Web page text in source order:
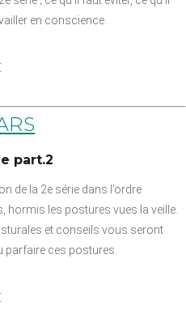
en conscience.
part.2
de la 2e série dans l’ordre
hormis les postures vues la veille.
et conseils vous seront
parfaire ces postures.